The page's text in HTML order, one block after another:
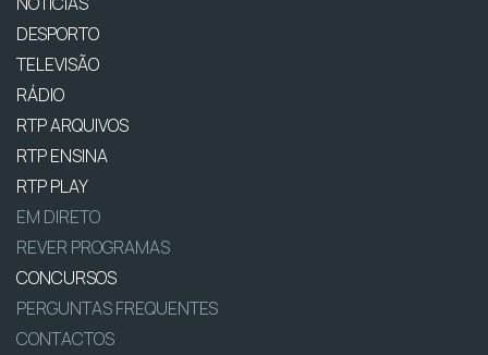
DESPORTO
TELEVISÃO
RÁDIO
RTP ARQUIVOS
RTP ENSINA
RTP PLAY
EM DIRETO
REVER PROGRAMAS
CONCURSOS
PERGUNTAS FREQUENTES
CONTACTOS